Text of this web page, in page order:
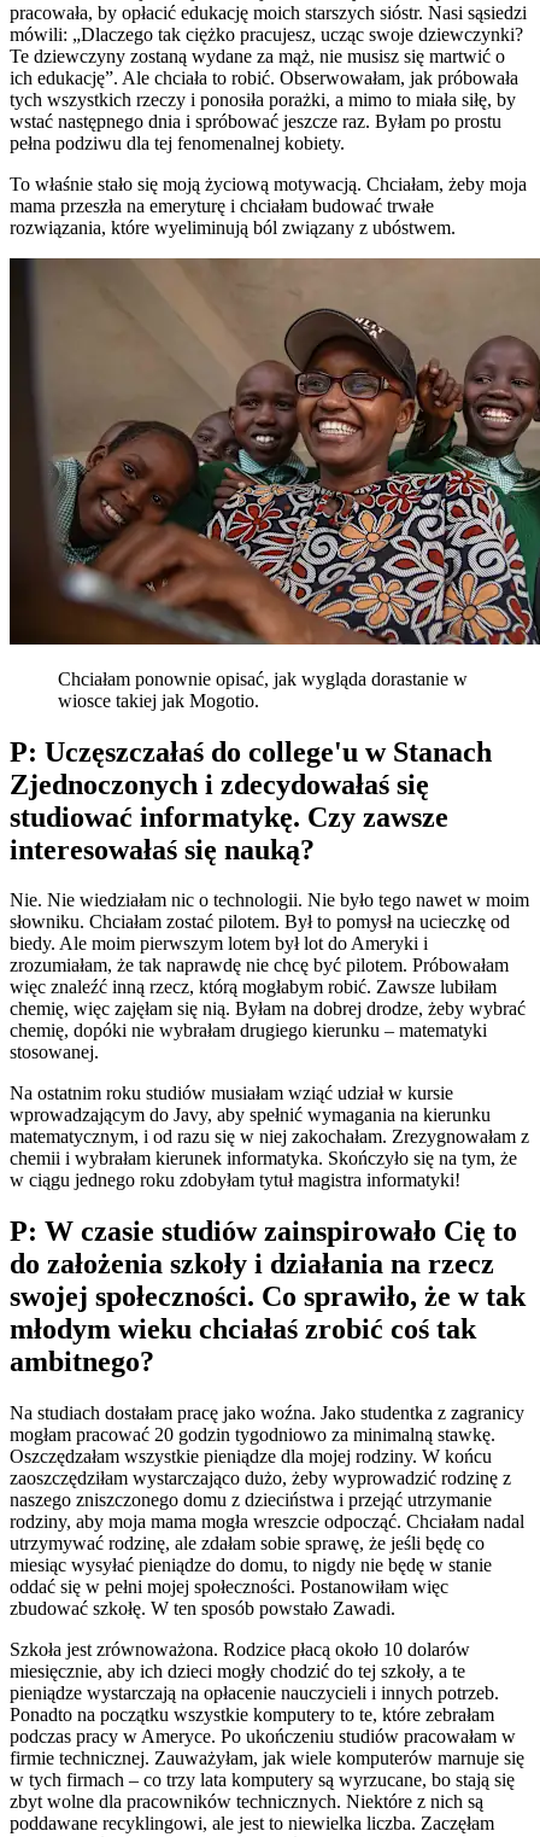
pracowała, by opłacić edukację moich starszych sióstr. Nasi sąsiedzi
mówili: „Dlaczego tak ciężko pracujesz, ucząc swoje dziewczynki?
Te dziewczyny zostaną wydane za mąż, nie musisz się martwić o
ich edukację”. Ale chciała to robić. Obserwowałam, jak próbowała
tych wszystkich rzeczy i ponosiła porażki, a mimo to miała siłę, by
wstać następnego dnia i spróbować jeszcze raz. Byłam po prostu
pełna podziwu dla tej fenomenalnej kobiety.
To właśnie stało się moją życiową motywacją. Chciałam, żeby moja
mama przeszła na emeryturę i chciałam budować trwałe
rozwiązania, które wyeliminują ból związany z ubóstwem.
Chciałam ponownie opisać, jak wygląda dorastanie w
wiosce takiej jak Mogotio.
P: Uczęszczałaś do college'u w Stanach
Zjednoczonych i zdecydowałaś się
studiować informatykę. Czy zawsze
interesowałaś się nauką?
Nie. Nie wiedziałam nic o technologii. Nie było tego nawet w moim
słowniku. Chciałam zostać pilotem. Był to pomysł na ucieczkę od
biedy. Ale moim pierwszym lotem był lot do Ameryki i
zrozumiałam, że tak naprawdę nie chcę być pilotem. Próbowałam
więc znaleźć inną rzecz, którą mogłabym robić. Zawsze lubiłam
chemię, więc zajęłam się nią. Byłam na dobrej drodze, żeby wybrać
chemię, dopóki nie wybrałam drugiego kierunku – matematyki
stosowanej.
Na ostatnim roku studiów musiałam wziąć udział w kursie
wprowadzającym do Javy, aby spełnić wymagania na kierunku
matematycznym, i od razu się w niej zakochałam. Zrezygnowałam z
chemii i wybrałam kierunek informatyka. Skończyło się na tym, że
w ciągu jednego roku zdobyłam tytuł magistra informatyki!
P: W czasie studiów zainspirowało Cię to
do założenia szkoły i działania na rzecz
swojej społeczności. Co sprawiło, że w tak
młodym wieku chciałaś zrobić coś tak
ambitnego?
Na studiach dostałam pracę jako woźna. Jako studentka z zagranicy
mogłam pracować 20 godzin tygodniowo za minimalną stawkę.
Oszczędzałam wszystkie pieniądze dla mojej rodziny. W końcu
zaoszczędziłam wystarczająco dużo, żeby wyprowadzić rodzinę z
naszego zniszczonego domu z dzieciństwa i przejąć utrzymanie
rodziny, aby moja mama mogła wreszcie odpocząć. Chciałam nadal
utrzymywać rodzinę, ale zdałam sobie sprawę, że jeśli będę co
miesiąc wysyłać pieniądze do domu, to nigdy nie będę w stanie
oddać się w pełni mojej społeczności. Postanowiłam więc
zbudować szkołę. W ten sposób powstało Zawadi.
Szkoła jest zrównoważona. Rodzice płacą około 10 dolarów
miesięcznie, aby ich dzieci mogły chodzić do tej szkoły, a te
pieniądze wystarczają na opłacenie nauczycieli i innych potrzeb.
Ponadto na początku wszystkie komputery to te, które zebrałam
podczas pracy w Ameryce. Po ukończeniu studiów pracowałam w
firmie technicznej. Zauważyłam, jak wiele komputerów marnuje się
w tych firmach – co trzy lata komputery są wyrzucane, bo stają się
zbyt wolne dla pracowników technicznych. Niektóre z nich są
poddawane recyklingowi, ale jest to niewielka liczba. Zaczęłam